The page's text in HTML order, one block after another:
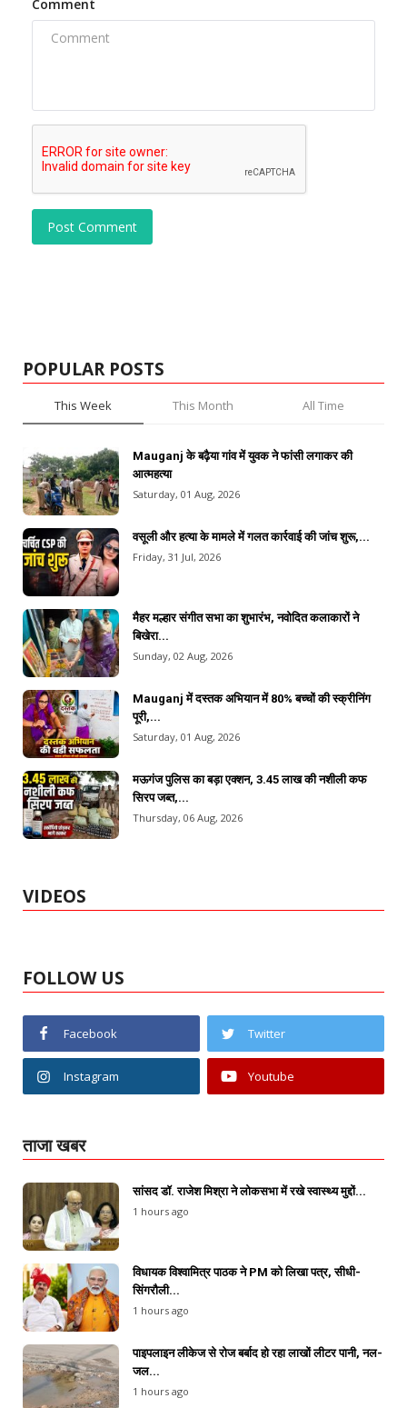
Comment
Post Comment
POPULAR POSTS
This Week This Month All Time
Mauganj के बढ़ैया गांव में युवक ने फांसी लगाकर की
आत्महत्या
Saturday, 01 Aug, 2026
वसूली और हत्या के मामले में गलत कार्रवाई की जांच शुरू,...
Friday, 31 Jul, 2026
मैहर मल्हार संगीत सभा का शुभारंभ, नवोदित कलाकारों ने
बिखेरा...
Sunday, 02 Aug, 2026
Mauganj में दस्तक अभियान में 80% बच्चों की स्क्रीनिंग
पूरी,...
Saturday, 01 Aug, 2026
मऊगंज पुलिस का बड़ा एक्शन, 3.45 लाख की नशीली कफ
सिरप जब्त,...
Thursday, 06 Aug, 2026
VIDEOS
FOLLOW US
Facebook Twitter
Instagram Youtube
ताजा खबर
सांसद डॉ. राजेश मिश्रा ने लोकसभा में रखे स्वास्थ्य मुद्दों...
1 hours ago
विधायक विश्वामित्र पाठक ने PM को लिखा पत्र, सीधी-
सिंगरौली...
1 hours ago
पाइपलाइन लीकेज से रोज बर्बाद हो रहा लाखों लीटर पानी, नल-
जल...
1 hours ago